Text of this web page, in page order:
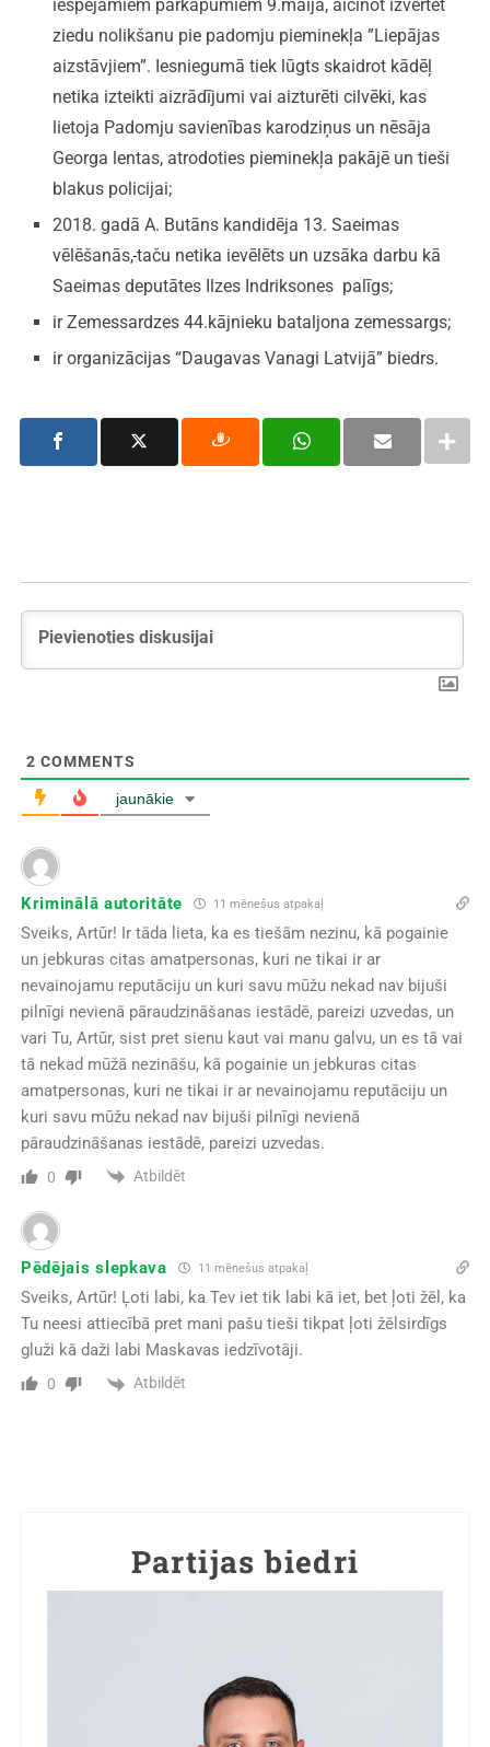
iespējamiem pārkāpumiem 9.maijā, aicinot izvērtēt
ziedu nolikšanu pie padomju pieminekļa ”Liepājas
aizstāvjiem”. Iesniegumā tiek lūgts skaidrot kādēļ
netika izteikti aizrādījumi vai aizturēti cilvēki, kas
lietoja Padomju savienības karodziņus un nēsāja
Georga lentas, atrodoties pieminekļa pakājē un tieši
blakus policijai;
2018. gadā A. Butāns kandidēja 13. Saeimas
vēlēšanās,taču netika ievēlēts un uzsāka darbu kā
Saeimas deputātes Ilzes Indriksones palīgs;
ir Zemessardzes 44.kājnieku bataljona zemessargs;
ir organizācijas “Daugavas Vanagi Latvijā” biedrs.
2 COMMENTS
jaunākie
Kriminālā autoritāte 11 mēnešus atpakaļ
Sveiks, Artūr! Ir tāda lieta, ka es tiešām nezinu, kā pogainie
un jebkuras citas amatpersonas, kuri ne tikai ir ar
nevainojamu reputāciju un kuri savu mūžu nekad nav bijuši
pilnīgi nevienā pāraudzināšanas iestādē, pareizi uzvedas, un
vari Tu, Artūr, sist pret sienu kaut vai manu galvu, un es tā vai
tā nekad mūžā nezināšu, kā pogainie un jebkuras citas
amatpersonas, kuri ne tikai ir ar nevainojamu reputāciju un
kuri savu mūžu nekad nav bijuši pilnīgi nevienā
pāraudzināšanas iestādē, pareizi uzvedas.
0 Atbildēt
Pēdējais slepkava 11 mēnešus atpakaļ
Sveiks, Artūr! Ļoti labi, ka Tev iet tik labi kā iet, bet ļoti žēl, ka
Tu neesi attiecībā pret mani pašu tieši tikpat ļoti žēlsirdīgs
gluži kā daži labi Maskavas iedzīvotāji.
0 Atbildēt
Partijas biedri